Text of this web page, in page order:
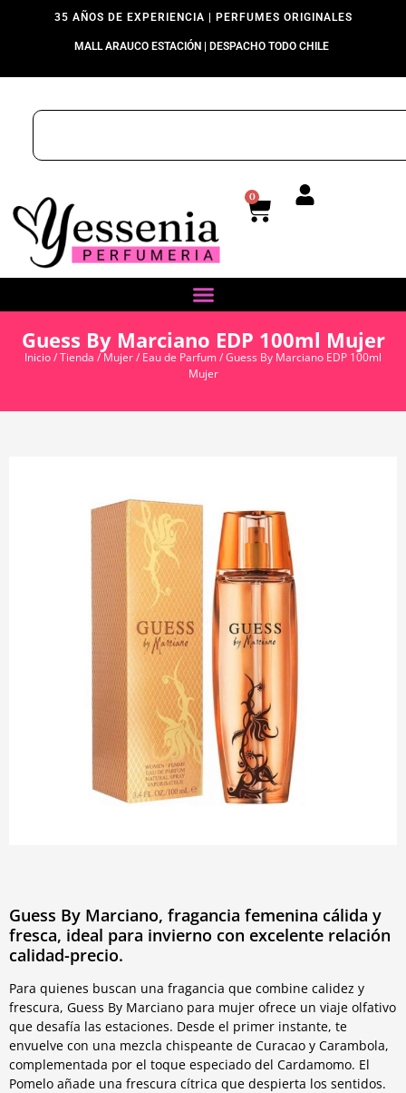
35 AÑOS DE EXPERIENCIA | PERFUMES ORIGINALES
MALL ARAUCO ESTACIÓN | DESPACHO TODO CHILE
0
Guess By Marciano EDP 100ml Mujer
Inicio/Tienda /Mujer/ Eau de Parfum/ Guess By Marciano EDP 100ml
Mujer
Guess By Marciano, fragancia femenina cálida y
fresca, ideal para invierno con excelente relación
calidad-precio.
Para quienes buscan una fragancia que combine calidez y
frescura, Guess By Marciano para mujer ofrece un viaje olfativo
que desafía las estaciones. Desde el primer instante, te
envuelve con una mezcla chispeante de Curacao y Carambola,
complementada por el toque especiado del Cardamomo. El
Pomelo añade una frescura cítrica que despierta los sentidos.